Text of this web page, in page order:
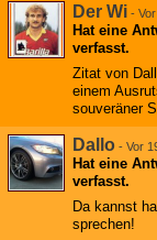
Der Wi -
Hat eine
verfasst.
Zitat von
einem
souveräner
Dallo - Vor
Hat eine
verfasst.
Da kannst
sprechen!